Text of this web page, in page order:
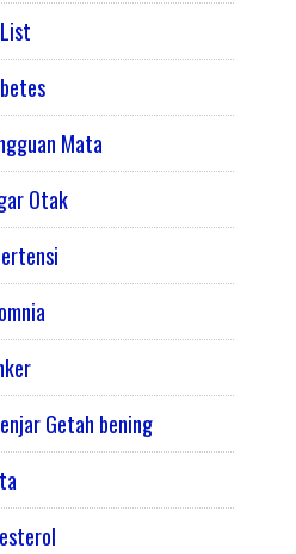
Mata
Otak
Getah bening